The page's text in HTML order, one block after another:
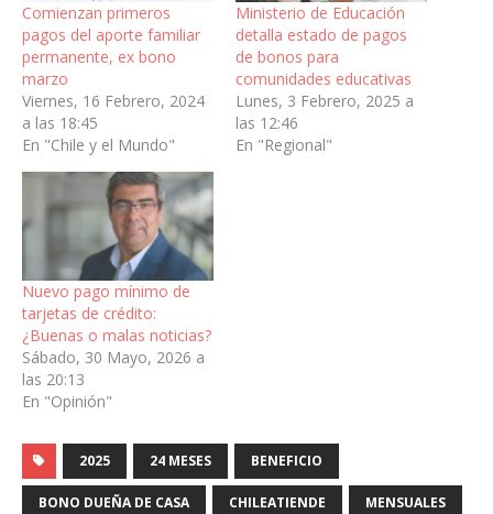
Comienzan primeros
pagos del aporte familiar
permanente, ex bono
marzo
Viernes, 16 Febrero, 2024
a las 18:45
En "Chile y el Mundo"
Ministerio de Educación
detalla estado de pagos
de bonos para
comunidades educativas
Lunes, 3 Febrero, 2025 a
las 12:46
En "Regional"
Nuevo pago mínimo de
tarjetas de crédito:
¿Buenas o malas noticias?
Sábado, 30 Mayo, 2026 a
las 20:13
En "Opinión"
2025 24 MESES BENEFICIO
BONO DUEÑA DE CASA CHILEATIENDE MENSUALES